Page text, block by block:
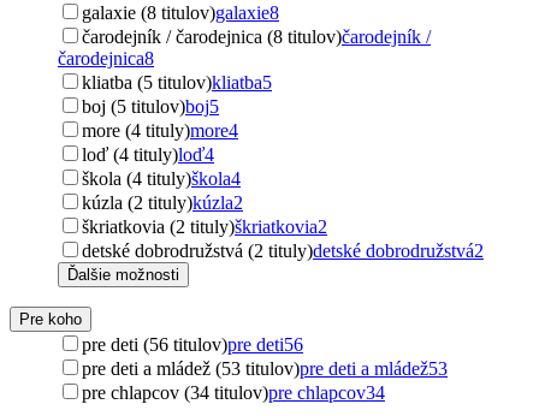
galaxie (8 titulov)galaxie8
čarodejník / čarodejnica (8 titulov)čarodejník /
čarodejnica8
kliatba (5 titulov)kliatba5
boj (5 titulov)boj5
more (4 tituly)more4
loď (4 tituly)loď4
škola (4 tituly)škola4
kúzla (2 tituly)kúzla2
škriatkovia (2 tituly)škriatkovia2
detské dobrodružstvá (2 tituly)detské dobrodružstvá2
Ďalšie možnosti
Pre koho
pre deti (56 titulov)pre deti56
pre deti a mládež (53 titulov)pre deti a mládež53
pre chlapcov (34 titulov)pre chlapcov34